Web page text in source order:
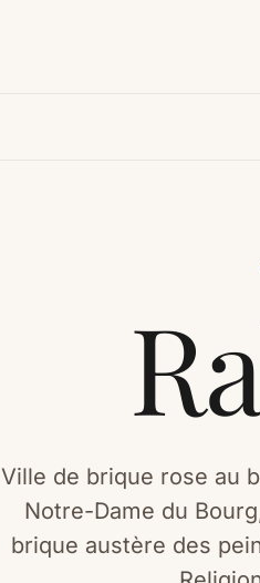
Ville de brique rose au
Notre-Dame du
brique austère des